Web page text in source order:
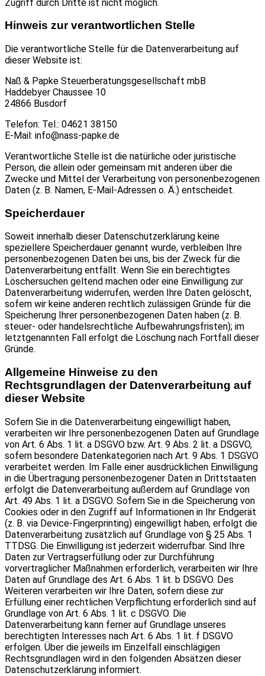
Zugriff durch Dritte ist nicht möglich.
Hinweis zur verantwortlichen Stelle
Die verantwortliche Stelle für die Datenverarbeitung auf
dieser Website ist:
Naß & Papke Steuerberatungsgesellschaft mbB
Haddebyer Chaussee 10
24866 Busdorf
Telefon: Tel.: 04621 38150
E-Mail: info@nass-papke.de
Verantwortliche Stelle ist die natürliche oder juristische
Person, die allein oder gemeinsam mit anderen über die
Zwecke und Mittel der Verarbeitung von personenbezogenen
Daten (z. B. Namen, E-Mail-Adressen o. Ä.) entscheidet.
Speicherdauer
Soweit innerhalb dieser Datenschutzerklärung keine
speziellere Speicherdauer genannt wurde, verbleiben Ihre
personenbezogenen Daten bei uns, bis der Zweck für die
Datenverarbeitung entfällt. Wenn Sie ein berechtigtes
Löschersuchen geltend machen oder eine Einwilligung zur
Datenverarbeitung widerrufen, werden Ihre Daten gelöscht,
sofern wir keine anderen rechtlich zulässigen Gründe für die
Speicherung Ihrer personenbezogenen Daten haben (z. B.
steuer- oder handelsrechtliche Aufbewahrungsfristen); im
letztgenannten Fall erfolgt die Löschung nach Fortfall dieser
Gründe.
Allgemeine Hinweise zu den
Rechtsgrundlagen der Datenverarbeitung auf
dieser Website
Sofern Sie in die Datenverarbeitung eingewilligt haben,
verarbeiten wir Ihre personenbezogenen Daten auf Grundlage
von Art. 6 Abs. 1 lit. a DSGVO bzw. Art. 9 Abs. 2 lit. a DSGVO,
sofern besondere Datenkategorien nach Art. 9 Abs. 1 DSGVO
verarbeitet werden. Im Falle einer ausdrücklichen Einwilligung
in die Übertragung personenbezogener Daten in Drittstaaten
erfolgt die Datenverarbeitung außerdem auf Grundlage von
Art. 49 Abs. 1 lit. a DSGVO. Sofern Sie in die Speicherung von
Cookies oder in den Zugriff auf Informationen in Ihr Endgerät
(z. B. via Device-Fingerprinting) eingewilligt haben, erfolgt die
Datenverarbeitung zusätzlich auf Grundlage von § 25 Abs. 1
TTDSG. Die Einwilligung ist jederzeit widerrufbar. Sind Ihre
Daten zur Vertragserfüllung oder zur Durchführung
vorvertraglicher Maßnahmen erforderlich, verarbeiten wir Ihre
Daten auf Grundlage des Art. 6 Abs. 1 lit. b DSGVO. Des
Weiteren verarbeiten wir Ihre Daten, sofern diese zur
Erfüllung einer rechtlichen Verpflichtung erforderlich sind auf
Grundlage von Art. 6 Abs. 1 lit. c DSGVO. Die
Datenverarbeitung kann ferner auf Grundlage unseres
berechtigten Interesses nach Art. 6 Abs. 1 lit. f DSGVO
erfolgen. Über die jeweils im Einzelfall einschlägigen
Rechtsgrundlagen wird in den folgenden Absätzen dieser
Datenschutzerklärung informiert.